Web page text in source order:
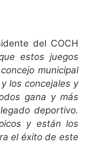
del COCH
estos juegos
municipal
los concejales y
gana y más
deportivo.
y están los
el éxito de este